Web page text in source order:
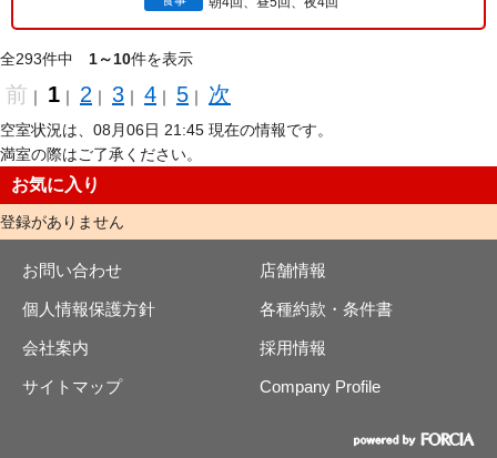
全293件中 1～10件を表示
前 ｜ 1 ｜ 2 ｜ 3 ｜ 4 ｜ 5 ｜ 次
空室状況は、08月06日 21:45 現在の情報です。
満室の際はご了承ください。
お気に入り
登録がありません
お問い合わせ 店舗情報
個人情報保護方針 各種約款・条件書
会社案内 採用情報
サイトマップ Company Profile